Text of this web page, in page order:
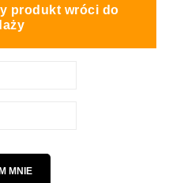
produkt wróci do